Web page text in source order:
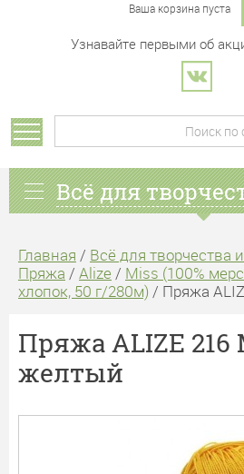
Узнавайте первыми об
Ваша корзина пуста
Всё для
Главная / Всё для творчества
Пряжа / Alize / Miss (100%
хлопок, 50 г/280м) / Пряжа
Пряжа ALIZE 216
желтый